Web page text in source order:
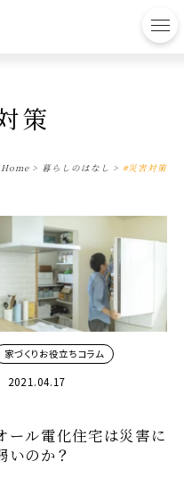
策
Home > 暮らしのはなし > #災害対策
家づくりお役立ちコラム
2021.04.17
ール電化住宅は災害に
いのか？